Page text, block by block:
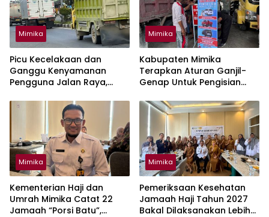
Mimika
Picu Kecelakaan dan
Ganggu Kenyamanan
Pengguna Jalan Raya,
Tutup Muatan Pakai Terpal
Mimika
Kabupaten Mimika
Terapkan Aturan Ganjil-
Genap Untuk Pengisian
Mimika
Kementerian Haji dan
Umrah Mimika Catat 22
Jamaah “Porsi Batu”,
Mimika
Pemeriksaan Kesehatan
Jamaah Haji Tahun 2027
Bakal Dilaksanakan Lebih